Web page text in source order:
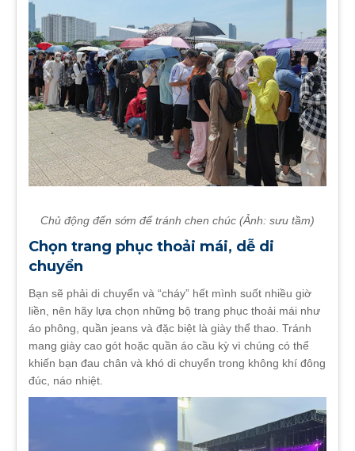
Chủ động đến sớm để tránh chen chúc (Ảnh: sưu tầm)
Chọn trang phục thoải mái, dễ di
chuyển
Bạn sẽ phải di chuyển và “cháy” hết mình suốt nhiều giờ
liền, nên hãy lựa chọn những bộ trang phục thoải mái như
áo phông, quần jeans và đặc biệt là giày thể thao. Tránh
mang giày cao gót hoặc quần áo cầu kỳ vì chúng có thể
khiến bạn đau chân và khó di chuyển trong không khí đông
đúc, náo nhiệt.